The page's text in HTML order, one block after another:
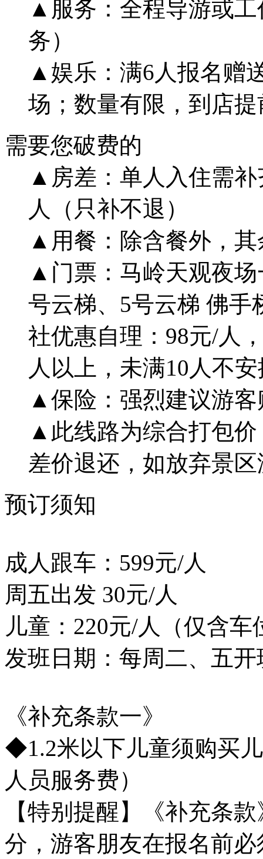
▲服务：全程导游或
务）
▲娱乐：满6人报名赠
场；数量有限，到店
需要您破费的
▲房差：单人入住需补
人（只补不退）
▲用餐：除含餐外，其
▲门票：马岭天观夜
号云梯、5号云梯 佛手
社优惠自理：98元/人
人以上，未满10人不
▲保险：强烈建议游客
▲此线路为综合打包
差价退还，如放弃景
预订须知
成人跟车：599元/人
周五出发 30元/人
儿童：220元/人（仅含
发班日期：每周二、五开
《补充条款一》
◆1.2米以下儿童须购买
人员服务费）
【特别提醒】《补充条
分，游客朋友在报名前